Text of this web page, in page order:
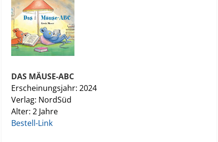
DAS MÄUSE-ABC
Erscheinungsjahr: 2024
Verlag: NordSüd
Alter: 2 Jahre
Bestell-Link